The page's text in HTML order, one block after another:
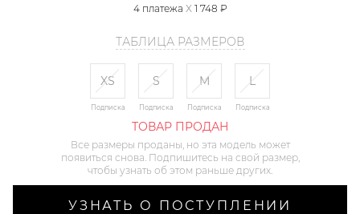
4 платежа X 1 748 ₽
ТАБЛИЦА РАЗМЕРОВ
XS
Подписка
S
Подписка
M
Подписка
L
Подписка
ТОВАР ПРОДАН
Все размеры проданы, но эта модель может
появиться снова. Подпишитесь на свой размер,
чтобы узнать об этом раньше других.
УЗНАТЬ О ПОСТУПЛЕНИИ